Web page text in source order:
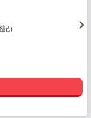
）